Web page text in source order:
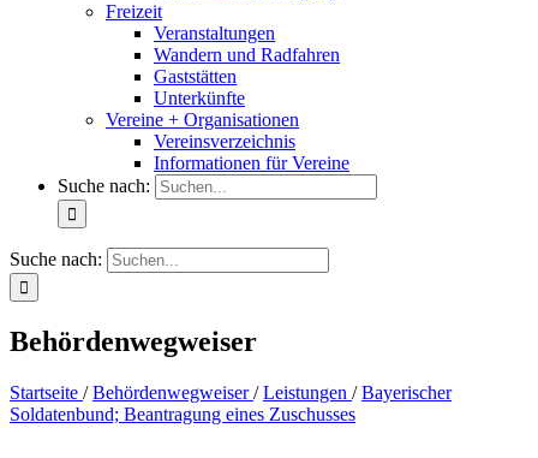
Freizeit
Veranstaltungen
Wandern und Radfahren
Gaststätten
Unterkünfte
Vereine + Organisationen
Vereinsverzeichnis
Informationen für Vereine
Suche nach:
Suche nach:
Behördenwegweiser
Startseite / Behördenwegweiser / Leistungen / Bayerischer
Soldatenbund; Beantragung eines Zuschusses